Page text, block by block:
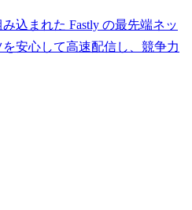
込まれた Fastly の最先端ネッ
を安心して高速配信し、競争力